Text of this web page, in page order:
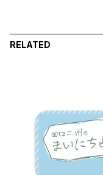
RELATED